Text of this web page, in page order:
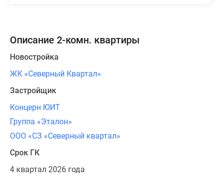
Описание 2-комн. квартиры
Новостройка
ЖК «Северный Квартал»
Застройщик
Концерн ЮИТ
Группа «Эталон»
ООО «СЗ «Северный квартал»
Срок ГК
4 квартал 2026 года